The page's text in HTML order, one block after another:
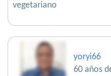
vegetariano
yoryi66
60 años